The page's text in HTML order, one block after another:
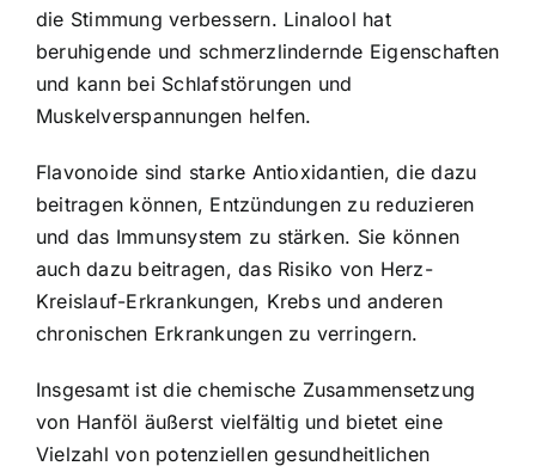
die Stimmung verbessern. Linalool hat
beruhigende und schmerzlindernde Eigenschaften
und kann bei Schlafstörungen und
Muskelverspannungen helfen.
Flavonoide sind starke Antioxidantien, die dazu
beitragen können, Entzündungen zu reduzieren
und das Immunsystem zu stärken. Sie können
auch dazu beitragen, das Risiko von Herz-
Kreislauf-Erkrankungen, Krebs und anderen
chronischen Erkrankungen zu verringern.
Insgesamt ist die chemische Zusammensetzung
von Hanföl äußerst vielfältig und bietet eine
Vielzahl von potenziellen gesundheitlichen